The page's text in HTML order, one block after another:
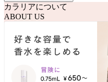
カラリアについて
ABOUT US